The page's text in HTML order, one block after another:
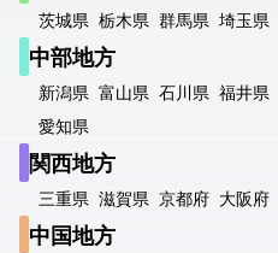
茨城県 栃木県 群馬県 埼玉県
中部地方
新潟県 富山県 石川県 福井県
愛知県
関西地方
三重県 滋賀県 京都府 大阪府
中国地方